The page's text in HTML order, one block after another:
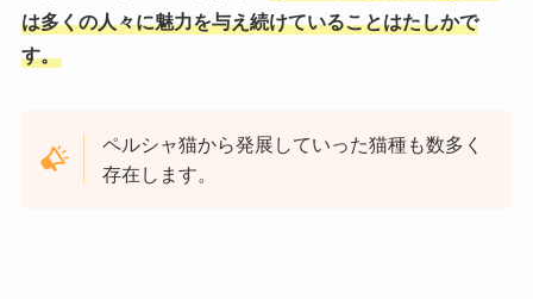
は多くの人々に魅力を与え続けていることはたしかで
す。
ペルシャ猫から発展していった猫種も数多く
存在します。